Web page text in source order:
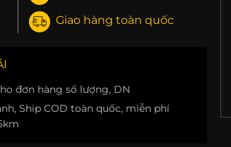
Giao hàng toàn quốc
đơn hàng số lượng, DN
Ship COD toàn quốc, miễn phí